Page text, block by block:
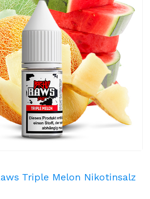
Triple Melon Nikotinsalz